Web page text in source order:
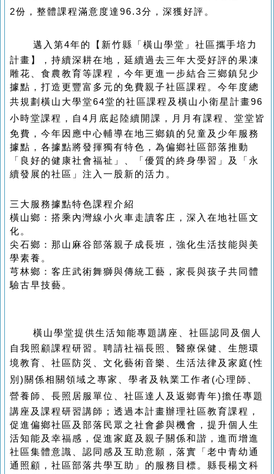
2份，整體課程滿意度達96.3分 ，深獲好評。
邁入第4年的【新竹縣「橫山學堂」社區攜手培力
計畫】，持續深耕在地，延續過去三年大受好評的果凍
雕花、食農教育等課程，今年更進一步結合三鄉鎮兒少
據點，打造更豐富多元的免費親子社區課程。今年度總
共規劃橫山大學堂64堂的社區課程及橫山小衛星計畫96
小時堂課程，自 4 月底起陸續開課，月月有課程、堂堂皆
免費，今年因應中心輔導在地三鄉鎮的兒童及少年服務
據點，各據點將發揮獨有特色，為偏鄉社區部落推動
「良好的健康社會福祉」、「優質的終身學習」及「永
續發展的社區」注入一股新的活力。
三大服務據點特色課程介紹
橫山鄉：搭乘內灣線小火車走讀客庄，深入在地社區文
化。
尖石鄉：那山麻谷部落親子成長班，強化生活技能與美
學素養。
芎林鄉：客庄武術舞獅與傳統工藝，家長與孩子共同體
驗古早技藝。
橫山學堂提供生活知能專題講座、社區認同及個人
自我照顧課程研習。聘請社福長照、醫療保健、生態環
境教育、社區防災、文化藝術音樂、生活法律及家庭 (性
別 ) 關係相關領域之專家、學者及執業工作者(心理師、
營養師、長照居服單位、社區達人及返鄉青年)擔任專題
講座及課程研習講師；透過本計畫辦理社區教育課程，
促進偏鄉社區及部落民眾之社會參與機會，提升個人生
活知能及幸福感，促進家庭及親子關係和諧，進而增進
社區集體意識、認同感及互助意願，落實「老中青幼通
通照顧，社區部落共學互助」的服務目標。縣長楊文科